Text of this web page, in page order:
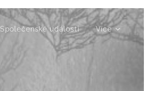
Společenské události Více